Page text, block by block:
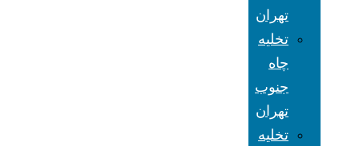
تهران
تخلیه
چاه
جنوب
تهران
تخلیه